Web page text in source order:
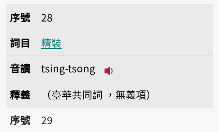
序號28精裝
序號
28
詞目
精裝
音讀
tsing-tsong
釋義
（臺華共同詞 ，無義項）
序號29精子
序號 29